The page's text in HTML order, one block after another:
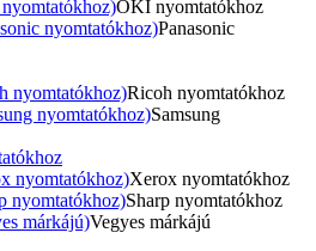
OKI nyomtatókhoz
nyomtatókhoz)Panasonic
nyomtatókhoz)Ricoh nyomtatókhoz
nyomtatókhoz)Samsung
nyomtatókhoz)Xerox nyomtatókhoz
nyomtatókhoz)Sharp nyomtatókhoz
márkájú)Vegyes márkájú